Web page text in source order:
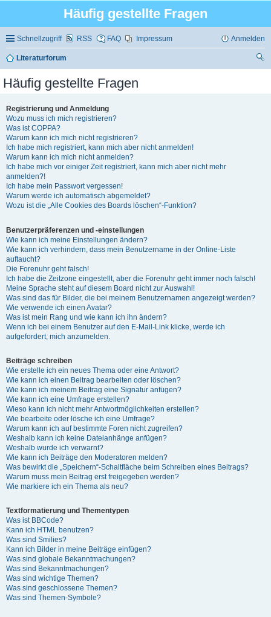
Häufig gestellte Fragen
Schnellzugriff RSS FAQ Impressum Anmelden
Literaturforum
Häufig gestellte Fragen
Registrierung und Anmeldung
Wozu muss ich mich registrieren?
Was ist COPPA?
Warum kann ich mich nicht registrieren?
Ich habe mich registriert, kann mich aber nicht anmelden!
Warum kann ich mich nicht anmelden?
Ich habe mich vor einiger Zeit registriert, kann mich aber nicht mehr
anmelden?!
Ich habe mein Passwort vergessen!
Warum werde ich automatisch abgemeldet?
Wozu ist die „Alle Cookies des Boards löschen“-Funktion?
Benutzerpräferenzen und -einstellungen
Wie kann ich meine Einstellungen ändern?
Wie kann ich verhindern, dass mein Benutzername in der Online-Liste
auftaucht?
Die Forenuhr geht falsch!
Ich habe die Zeitzone eingestellt, aber die Forenuhr geht immer noch falsch!
Meine Sprache steht auf diesem Board nicht zur Auswahl!
Was sind das für Bilder, die bei meinem Benutzernamen angezeigt werden?
Wie verwende ich einen Avatar?
Was ist mein Rang und wie kann ich ihn ändern?
Wenn ich bei einem Benutzer auf den E-Mail-Link klicke, werde ich
aufgefordert, mich anzumelden.
Beiträge schreiben
Wie erstelle ich ein neues Thema oder eine Antwort?
Wie kann ich einen Beitrag bearbeiten oder löschen?
Wie kann ich meinem Beitrag eine Signatur anfügen?
Wie kann ich eine Umfrage erstellen?
Wieso kann ich nicht mehr Antwortmöglichkeiten erstellen?
Wie bearbeite oder lösche ich eine Umfrage?
Warum kann ich auf bestimmte Foren nicht zugreifen?
Weshalb kann ich keine Dateianhänge anfügen?
Weshalb wurde ich verwarnt?
Wie kann ich Beiträge den Moderatoren melden?
Was bewirkt die „Speichern“-Schaltfläche beim Schreiben eines Beitrags?
Warum muss mein Beitrag erst freigegeben werden?
Wie markiere ich ein Thema als neu?
Textformatierung und Thementypen
Was ist BBCode?
Kann ich HTML benutzen?
Was sind Smilies?
Kann ich Bilder in meine Beiträge einfügen?
Was sind globale Bekanntmachungen?
Was sind Bekanntmachungen?
Was sind wichtige Themen?
Was sind geschlossene Themen?
Was sind Themen-Symbole?